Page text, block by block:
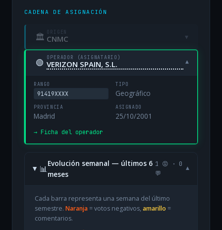
CADENA DE ASIGNACIÓN
🏛 ORIGEN
CNMC ▾
🟢 OPERADOR (ASIGNATARIO)
VERIZON SPAIN, S.L. ▾
RANGO
91419XXXX
TIPO
Geográfico
PROVINCIA
Madrid
ASIGNADO
25/10/2001
→ Ficha del operador
📊
Evolución semanal — últimos 6
meses
1 😡 · 0
💬
▾
Cada barra representa una semana del último
semestre. Naranja= votos negativos, amarillo =
comentarios.